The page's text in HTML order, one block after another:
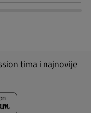
tima i najnovije